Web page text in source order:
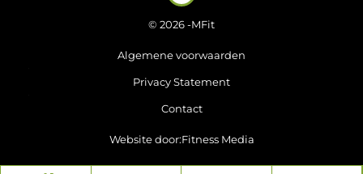
© 2026 -MFit
Algemene voorwaarden
Privacy Statement
Contact
Website door:Fitness Media